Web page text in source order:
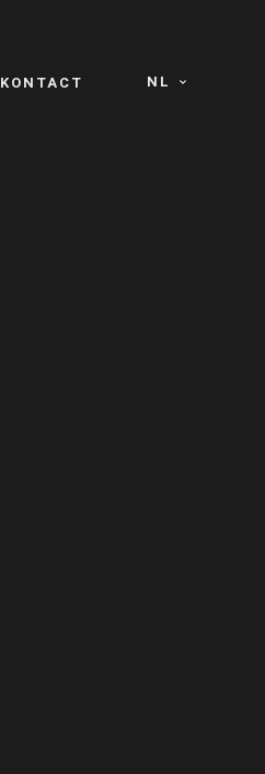
NL
KONTACT